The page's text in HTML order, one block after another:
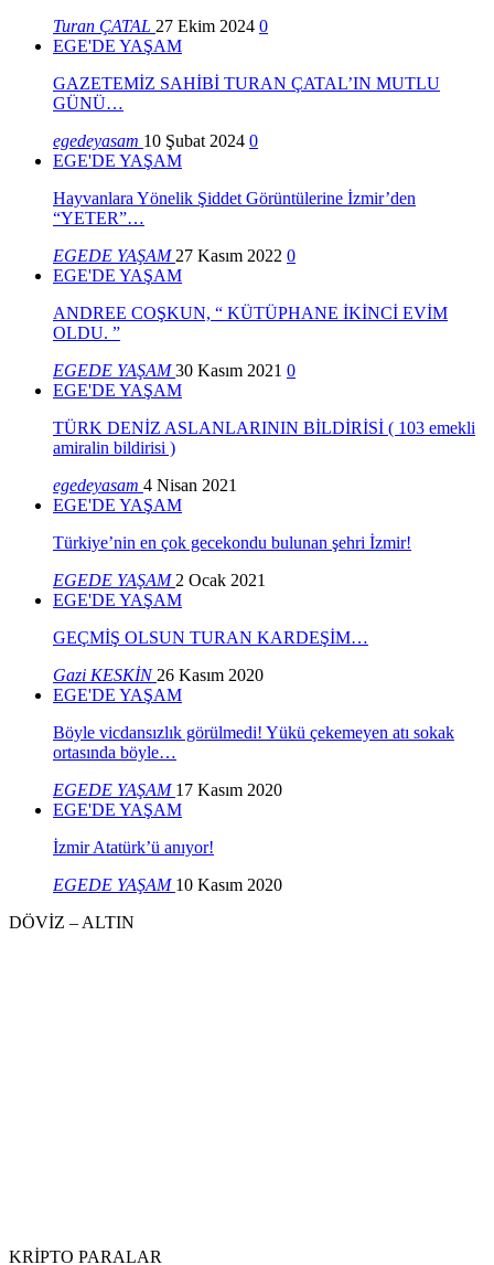
Turan ÇATAL 27 Ekim 2024 0
EGE'DE YAŞAM
GAZETEMİZ SAHİBİ TURAN ÇATAL’IN MUTLU
GÜNÜ…
egedeyasam 10 Şubat 2024 0
EGE'DE YAŞAM
Hayvanlara Yönelik Şiddet Görüntülerine İzmir’den
“YETER”…
EGEDE YAŞAM 27 Kasım 2022 0
EGE'DE YAŞAM
ANDREE COŞKUN, “ KÜTÜPHANE İKİNCİ EVİM
OLDU. ”
EGEDE YAŞAM30 Kasım 2021 0
EGE'DE YAŞAM
TÜRK DENİZ ASLANLARININ BİLDİRİSİ ( 103 emekli
amiralin bildirisi )
egedeyasam 4 Nisan 2021
EGE'DE YAŞAM
Türkiye’nin en çok gecekondu bulunan şehri İzmir!
EGEDE YAŞAM 2 Ocak 2021
EGE'DE YAŞAM
GEÇMİŞ OLSUN TURAN KARDEŞİM…
Gazi KESKİN 26 Kasım 2020
EGE'DE YAŞAM
Böyle vicdansızlık görülmedi! Yükü çekemeyen atı sokak
ortasında böyle…
EGEDE YAŞAM 17 Kasım 2020
EGE'DE YAŞAM
İzmir Atatürk’ü anıyor!
EGEDE YAŞAM 10 Kasım 2020
DÖVİZ – ALTIN
KRİPTO PARALAR